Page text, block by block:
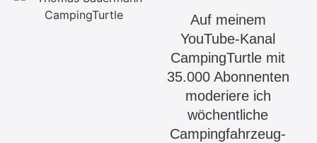
Auf meinem
YouTube-Kanal
CampingTurtle mit
35.000 Abonnenten
moderiere ich
wöchentliche
Campingfahrzeug-